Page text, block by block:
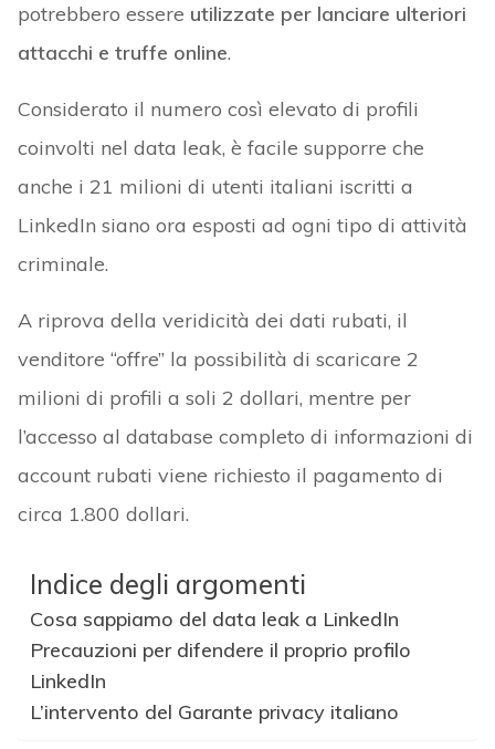
potrebbero essere utilizzate per lanciare ulteriori
attacchi e truffe online.
Considerato il numero così elevato di profili
coinvolti nel data leak, è facile supporre che
anche i 21 milioni di utenti italiani iscritti a
LinkedIn siano ora esposti ad ogni tipo di attività
criminale.
A riprova della veridicità dei dati rubati, il
venditore “offre” la possibilità di scaricare 2
milioni di profili a soli 2 dollari, mentre per
l’accesso al database completo di informazioni di
account rubati viene richiesto il pagamento di
circa 1.800 dollari.
Indice degli argomenti
Cosa sappiamo del data leak a LinkedIn
Precauzioni per difendere il proprio profilo
LinkedIn
L’intervento del Garante privacy italiano